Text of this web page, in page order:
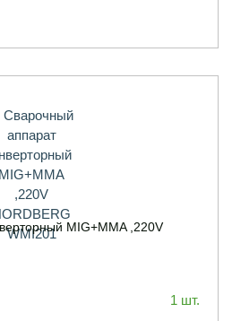
MIG+MMA ,220V
1 шт.